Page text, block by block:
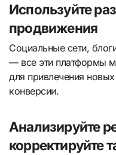
Используйте
продвижения
Социальные сети,
— все эти платформы
для привлечения
конверсии.
Анализируйте
корректируйте